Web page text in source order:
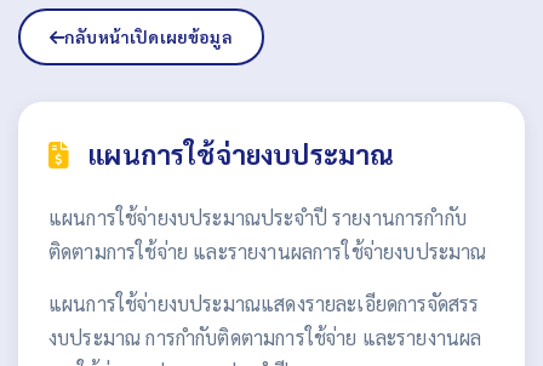
กลับหน้าเปิดเผยข้อมูล
แผนการใช้จ่ายงบประมาณ
แผนการใช้จ่ายงบประมาณประจำปี รายงานการกำกับ
ติดตามการใช้จ่าย และรายงานผลการใช้จ่ายงบประมาณ
แผนการใช้จ่ายงบประมาณแสดงรายละเอียดการจัดสรร
งบประมาณ การกำกับติดตามการใช้จ่าย และรายงานผล